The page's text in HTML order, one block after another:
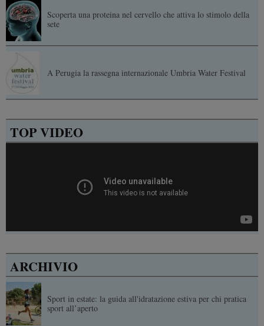
Scoperta una proteina nel cervello che attiva lo stimolo della
sete
A Perugia la rassegna internazionale Umbria Water Festival
TOP VIDEO
ARCHIVIO
Sport in estate: la guida all'idratazione estiva per chi pratica
sport all’aperto